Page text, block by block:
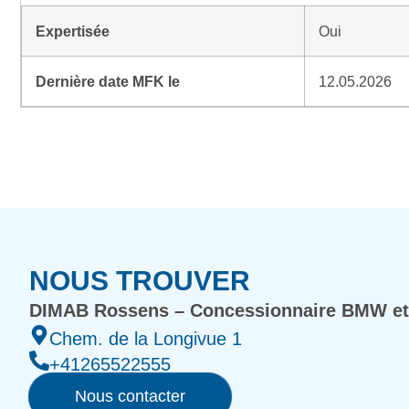
Expertisée Oui
Dernière date MFK le 12.05.2026
NOUS TROUVER
DIMAB Rossens – Concessionnaire BMW
Chem. de la Longivue 1
+41265522555
Nous contacter